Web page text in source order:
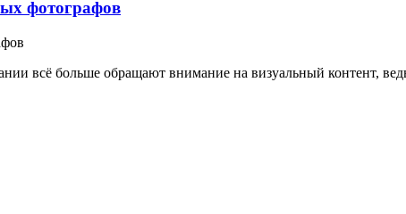
фотографов
всё больше обращают внимание на визуальный контент,